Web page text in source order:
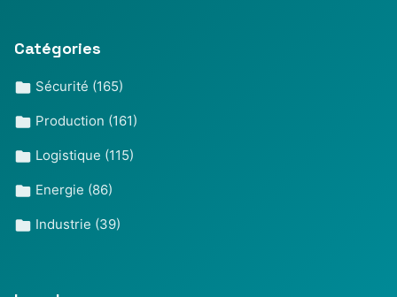
Catégories
Sécurité (165)
Production (161)
Logistique (115)
Energie (86)
Industrie (39)